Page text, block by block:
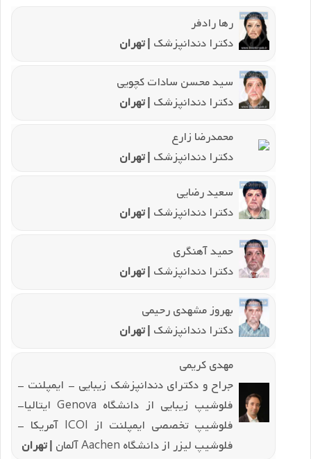
رها رادفر
دکترا دندانپزشک | تهران
سید محسن سادات کچویی
دکترا دندانپزشک | تهران
محمدرضا زارع
دکترا دندانپزشک | تهران
سعید رضایی
دکترا دندانپزشک | تهران
حمید آهنگری
دکترا دندانپزشک | تهران
بهروز مشهدی رحیمی
دکترا دندانپزشک | تهران
مهدی کریمی
جراح و دکترای دندانپزشک زیبایی - ایمپلنت -
فلوشیپ زیبایی از دانشگاه Genova ایتالیا-
فلوشیپ تخصصی ایمپلنت از ICOI آمریکا -
فلوشیپ لیزر از دانشگاه Aachen آلمان
| تهران